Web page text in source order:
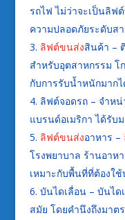
รถไฟ ไม่ว่าจะเป็นลิฟ
ความปลอดภัยระดับส
ลิฟต์ขนส่งสินค้า –
สำหรับอุตสาหกรรม โ
กับการรับน้ำหนักมาก
ลิฟต์จอดรถ – จำห
แบรนด์อเมริกา ได้รับ
ลิฟต์ขนส่งอาหาร –
โรงพยาบาล ร้านอาห
เหมาะกับพื้นที่ที่ต้องใช้
บันไดเลื่อน – บันไ
สมัย โดยคำนึงถึงมา